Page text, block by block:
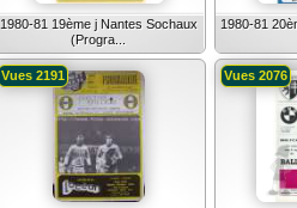
1980-81 19ème j Nantes Sochaux
(Progra...
1980-81
Vues 2191 Vues 2076